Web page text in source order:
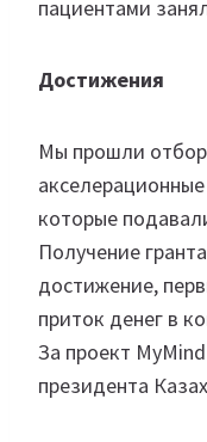
пациентами
Достижения
Мы прошли
которые
Получение
достижение,
приток денег в
За проект
президента